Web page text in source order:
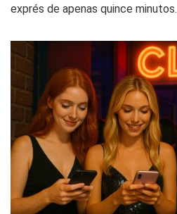
exprés de apenas quince minutos.